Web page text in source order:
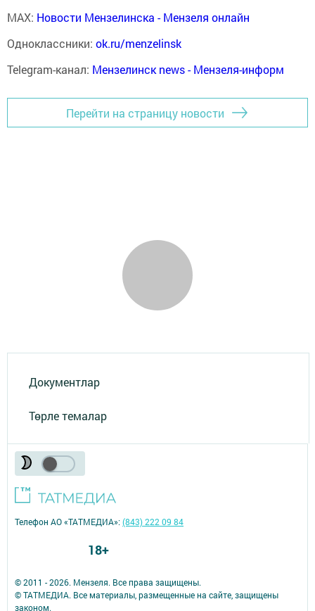
MAX: Новости Мензелинска - Мензеля онлайн
Одноклассники: ok.ru/menzelinsk
Telegram-канал: Мензелинск news - Мензеля-информ
Перейти на страницу новости
Документлар
Төрле темалар
© 2011 - 2026. Мензеля. Все права защищены.
© ТАТМЕДИА. Все материалы, размещенные на сайте, защищены
законом.
Телефон АО «ТАТМЕДИА»:(843) 222 09 84
18+